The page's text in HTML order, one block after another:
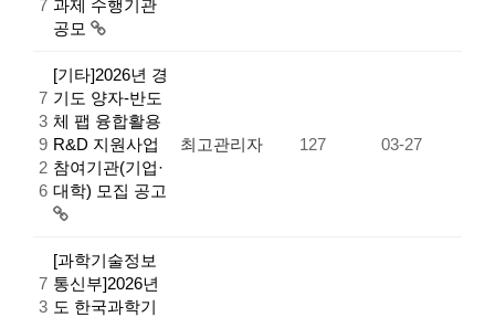
7 과제 수행기관
공모
7
3
9
2
6
[기타]2026년 경
기도 양자-반도
체 팹 융합활용
R&D 지원사업
참여기관(기업·
대학) 모집 공고
최고관리자 127 03-27
7
3
[과학기술정보
통신부]2026년
도 한국과학기